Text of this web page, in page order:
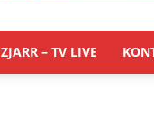
ZJARR – TV LIVE